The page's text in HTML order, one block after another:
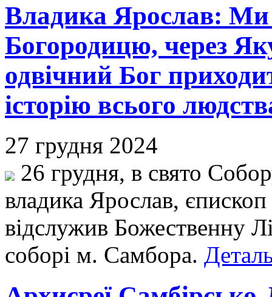
Владика Ярослав: Ми
Богородицю, через
одвічний Бог
історію всього
27 грудня 2024
26 грудня, в свято
владика Ярослав,
відслужив Божественну
соборі м. Самбора.